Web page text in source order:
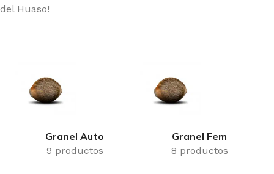
del Huaso!
Granel Auto
9 productos
Granel Fem
8 productos